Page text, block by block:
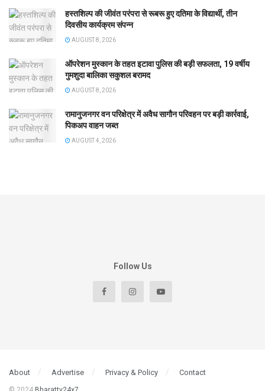
हस्तशिल्प की जीवंत परंपरा से रूबरू हुए दतिमा के विद्यार्थी, तीन
दिवसीय कार्यक्रम संपन्न
AUGUST 8, 2026
ऑपरेशन मुस्कान के तहत इटावा पुलिस की बड़ी सफलता, 19 वर्षीय
गुमशुदा बालिका सकुशल बरामद
AUGUST 8, 2026
रामानुजनगर वन परिक्षेत्र में अवैध सागौन परिवहन पर बड़ी कार्रवाई,
पिकअप वाहन जब्त
AUGUST 4, 2026
Follow Us
About Advertise Privacy & Policy Contact